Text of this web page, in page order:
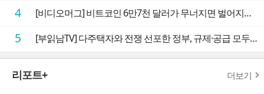
4 [비디오머그] 비트코인 6만7천 달러가 무너지면 벌어지는 일
5 [부읽남TV] 다주택자와 전쟁 선포한 정부, 규제·공급 모두 실효성 의문
리포트+ 더보기